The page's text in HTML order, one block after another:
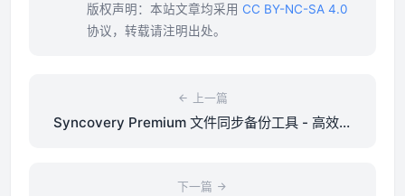
版权声明：本站文章均采用 CC BY-NC-SA 4.0
协议，转载请注明出处。
上一篇
Syncovery Premium 文件同步备份工具 - 高效数
下一篇